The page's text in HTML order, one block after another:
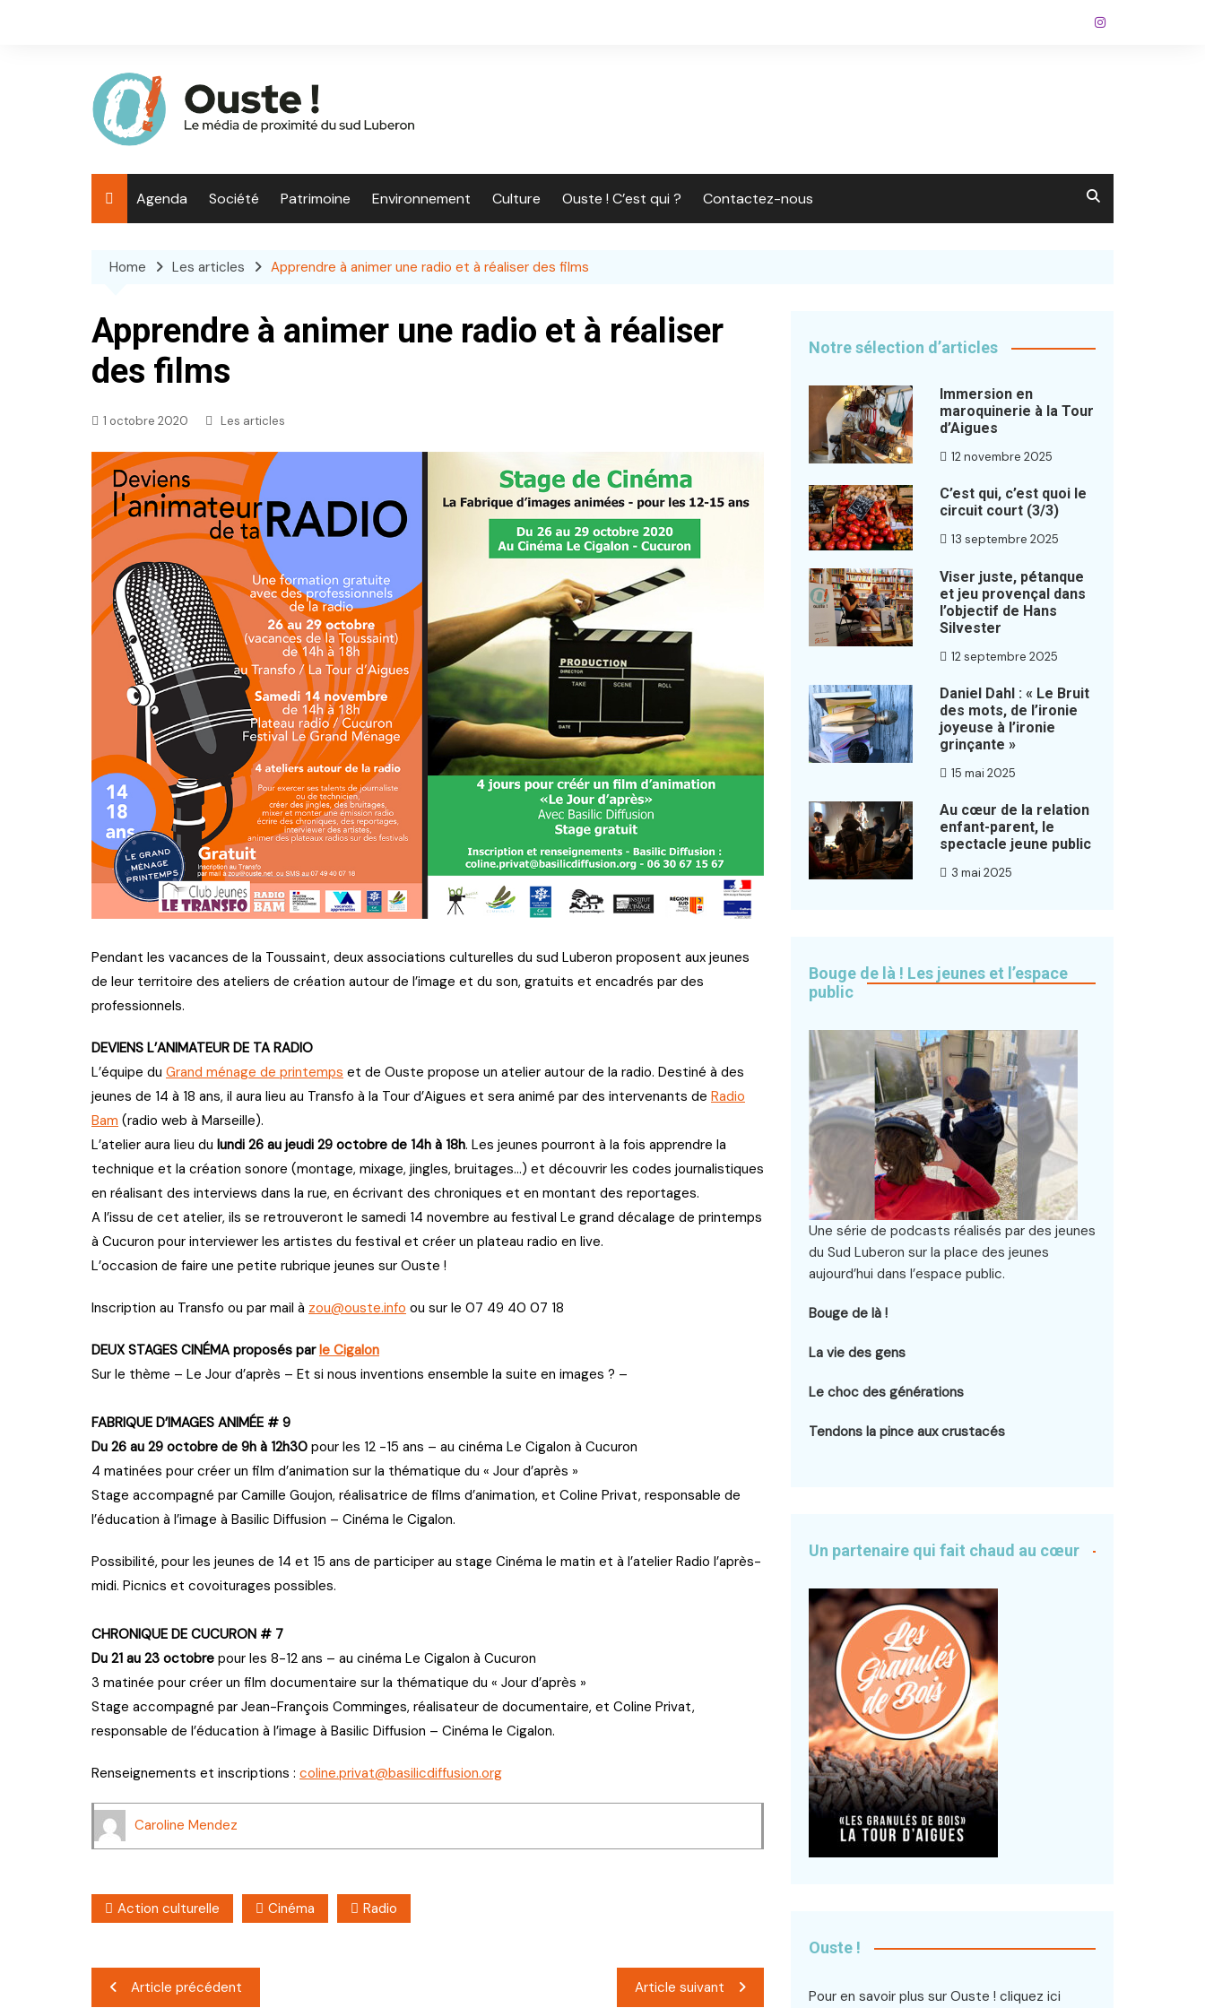
Agenda Société Patrimoine Environnement Culture Ouste ! C’est qui ? Contactez-nous
Home Les articles Apprendre à animer une radio et à réaliser des films
Apprendre à animer une radio et à réaliser
des films
1 octobre 2020 Les articles
Pendant les vacances de la Toussaint, deux associations culturelles du sud Luberon proposent aux jeunes
de leur territoire des ateliers de création autour de l’image et du son, gratuits et encadrés par des
professionnels.
DEVIENS L’ANIMATEUR DE TA RADIO
L’équipe du Grand ménage de printemps et de Ouste propose un atelier autour de la radio. Destiné à des
jeunes de 14 à 18 ans, il aura lieu au Transfo à la Tour d’Aigues et sera animé par des intervenants de Radio
Bam (radio web à Marseille).
L’atelier aura lieu du lundi 26 au jeudi 29 octobre de 14h à 18h. Les jeunes pourront à la fois apprendre la
technique et la création sonore (montage, mixage, jingles, bruitages…) et découvrir les codes journalistiques
en réalisant des interviews dans la rue, en écrivant des chroniques et en montant des reportages.
A l’issu de cet atelier, ils se retrouveront le samedi 14 novembre au festival Le grand décalage de printemps
à Cucuron pour interviewer les artistes du festival et créer un plateau radio en live.
L’occasion de faire une petite rubrique jeunes sur Ouste !
Inscription au Transfo ou par mail à zou@ouste.info ou sur le 07 49 40 07 18
DEUX STAGES CINÉMA proposés parle Cigalon
Sur le thème – Le Jour d’après – Et si nous inventions ensemble la suite en images ? –
FABRIQUE D’IMAGES ANIMÉE # 9
Du 26 au 29 octobre de 9h à 12h30 pour les 12 -15 ans – au cinéma Le Cigalon à Cucuron
4 matinées pour créer un film d’animation sur la thématique du « Jour d’après »
Stage accompagné par Camille Goujon, réalisatrice de films d’animation, et Coline Privat, responsable de
l’éducation à l’image à Basilic Diffusion – Cinéma le Cigalon.
Possibilité, pour les jeunes de 14 et 15 ans de participer au stage Cinéma le matin et à l’atelier Radio l’après-
midi. Picnics et covoiturages possibles.
CHRONIQUE DE CUCURON # 7
Du 21 au 23 octobre pour les 8-12 ans – au cinéma Le Cigalon à Cucuron
3 matinée pour créer un film documentaire sur la thématique du « Jour d’après »
Stage accompagné par Jean-François Comminges, réalisateur de documentaire, et Coline Privat,
responsable de l’éducation à l’image à Basilic Diffusion – Cinéma le Cigalon.
Renseignements et inscriptions : coline.privat@basilicdiffusion.org
Caroline Mendez
Action culturelle Cinéma Radio
Navigation
Article précédent Article suivant
Notre sélection d’articles
Immersion en
maroquinerie à la Tour
d’Aigues
12 novembre 2025
C’est qui, c’est quoi le
circuit court (3/3)
13 septembre 2025
Viser juste, pétanque
et jeu provençal dans
l’objectif de Hans
Silvester
12 septembre 2025
Daniel Dahl : « Le Bruit
des mots, de l’ironie
joyeuse à l’ironie
grinçante »
15 mai 2025
Au cœur de la relation
enfant-parent, le
spectacle jeune public
3 mai 2025
Bouge de là ! Les jeunes et l’espace
public
Une série de podcasts réalisés par des jeunes
du Sud Luberon sur la place des jeunes
aujourd’hui dans l’espace public.
Bouge de là !
La vie des gens
Le choc des générations
Tendons la pince aux crustacés
Un partenaire qui fait chaud au cœur
Ouste !
Pour en savoir plus sur Ouste ! cliquez ici